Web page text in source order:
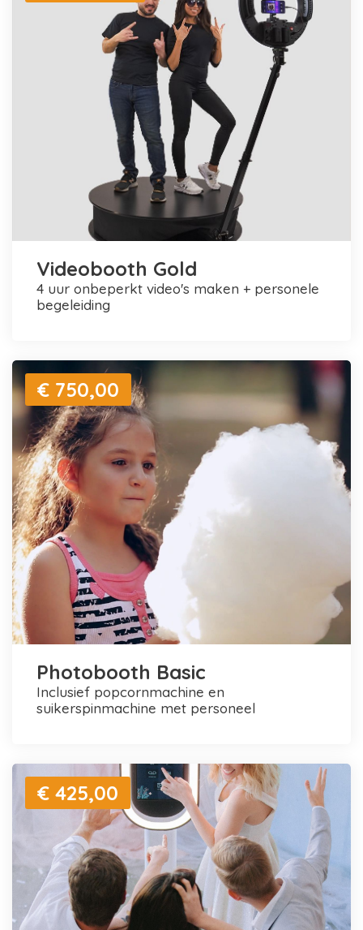
Videobooth Gold
4 uur onbeperkt video's maken + personele
begeleiding
€ 750,00
Photobooth Basic
inclusief popcornmachine en
suikerspinmachine met personeel
€ 425,00